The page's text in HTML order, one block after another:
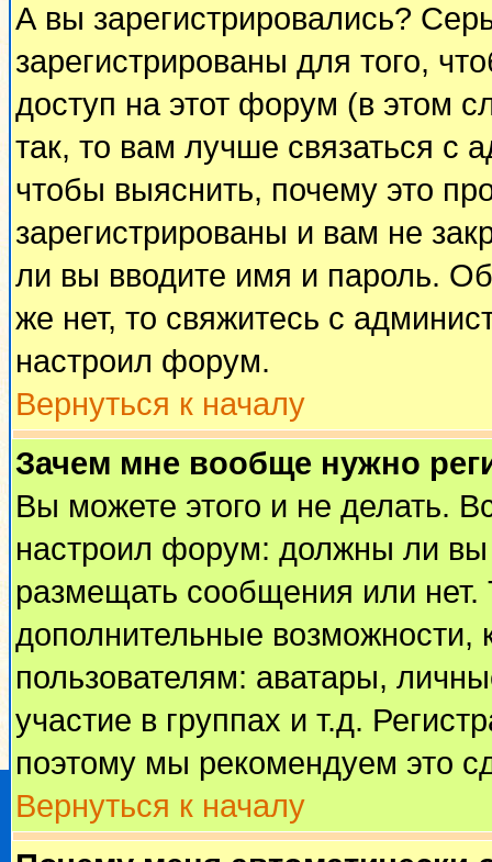
А вы зарегистрировались?
зарегистрированы для того,
доступ на этот форум (в этом
так, то вам лучше связаться с
чтобы выяснить, почему это
зарегистрированы и вам не
ли вы вводите имя и пароль.
же нет, то свяжитесь с
настроил форум.
Вернуться к началу
Зачем мне вообще нужно
Вы можете этого и не делать.
настроил форум: должны ли вы
размещать сообщения или
дополнительные
пользователям: аватары,
участие в группах и т.д.
поэтому мы рекомендуем это
Вернуться к началу